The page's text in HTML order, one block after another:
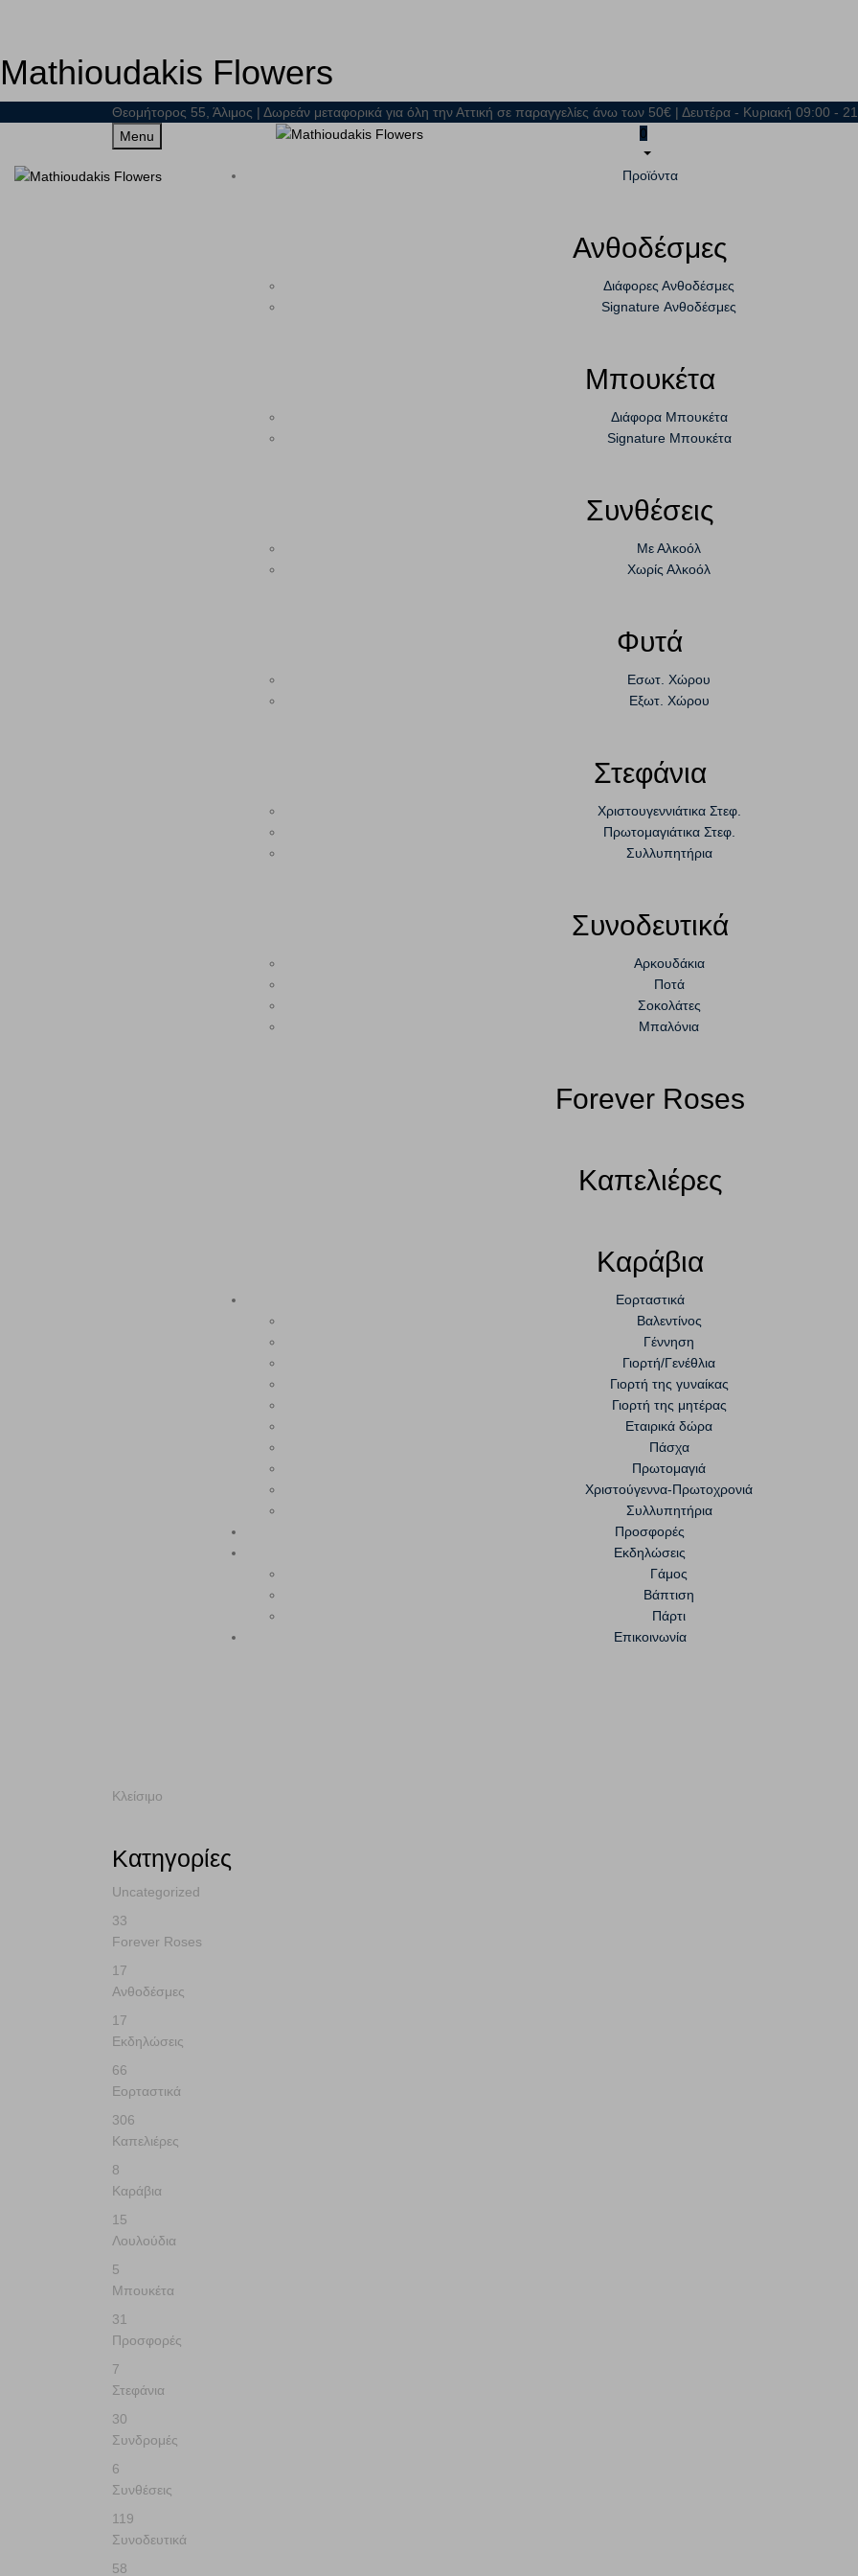
Mathioudakis Flowers
Θεομήτορος 55, Άλιμος | Δωρεάν μεταφορικά για όλη την Αττική σε παραγγελίες άνω των 50€ | Δευτέρα - Κυριακή 09:00
Menu
0
Προϊόντα
Ανθοδέσμες
Διάφορες Ανθοδέσμες
Signature Ανθοδέσμες
Μπουκέτα
Διάφορα Μπουκέτα
Signature Μπουκέτα
Συνθέσεις
Με Αλκοόλ
Χωρίς Αλκοόλ
Φυτά
Εσωτ. Χώρου
Εξωτ. Χώρου
Στεφάνια
Χριστουγεννιάτικα Στεφ.
Πρωτομαγιάτικα Στεφ.
Συλλυπητήρια
Συνοδευτικά
Αρκουδάκια
Ποτά
Σοκολάτες
Μπαλόνια
Forever Roses
Καπελιέρες
Καράβια
Εορταστικά
Βαλεντίνος
Γέννηση
Γιορτή/Γενέθλια
Γιορτή της γυναίκας
Γιορτή της μητέρας
Εταιρικά δώρα
Πάσχα
Πρωτομαγιά
Χριστούγεννα-Πρωτοχρονιά
Συλλυπητήρια
Προσφορές
Εκδηλώσεις
Γάμος
Βάπτιση
Πάρτι
Επικοινωνία
Κλείσιμο
Κατηγορίες
Uncategorized
33
Forever Roses
17
Ανθοδέσμες
17
Εκδηλώσεις
66
Εορταστικά
306
Καπελιέρες
8
Καράβια
15
Λουλούδια
5
Μπουκέτα
31
Προσφορές
7
Στεφάνια
30
Συνδρομές
6
Συνθέσεις
119
Συνοδευτικά
58